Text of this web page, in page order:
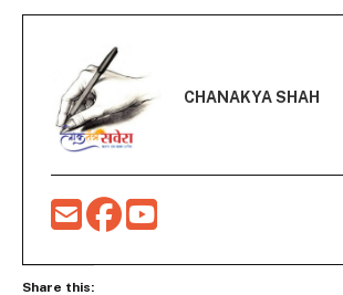
CHANAKYA SHAH
Share this: